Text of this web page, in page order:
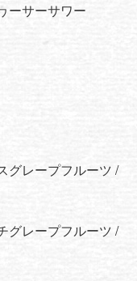
ーサーサワー
グレープフルーツ /
グレープフルーツ /